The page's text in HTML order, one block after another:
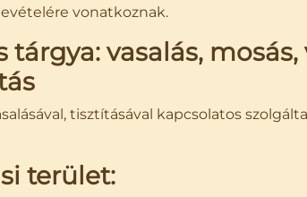
vonatkoznak.
tárgya: vasalás,
tisztításával kapcsolatos
terület: